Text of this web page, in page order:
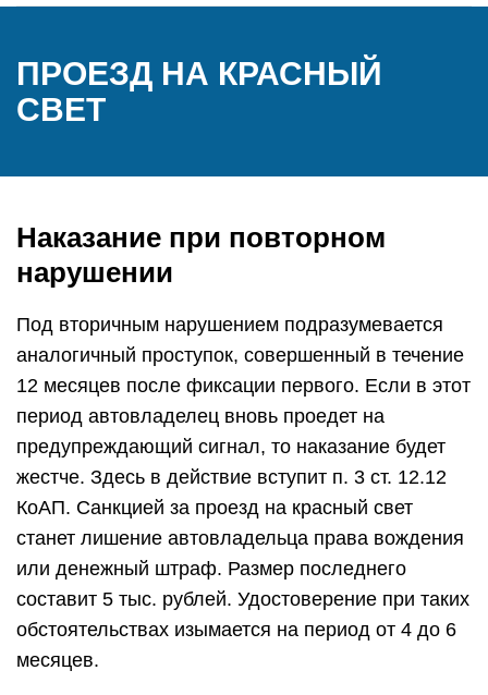
ПРОЕЗД НА КРАСНЫЙ
СВЕТ
Наказание при повторном
нарушении
Под вторичным нарушением подразумевается
аналогичный проступок, совершенный в течение
12 месяцев после фиксации первого. Если в этот
период автовладелец вновь проедет на
предупреждающий сигнал, то наказание будет
жестче. Здесь в действие вступит п. 3 ст. 12.12
КоАП. Санкцией за проезд на красный свет
станет лишение автовладельца права вождения
или денежный штраф. Размер последнего
составит 5 тыс. рублей. Удостоверение при таких
обстоятельствах изымается на период от 4 до 6
месяцев.